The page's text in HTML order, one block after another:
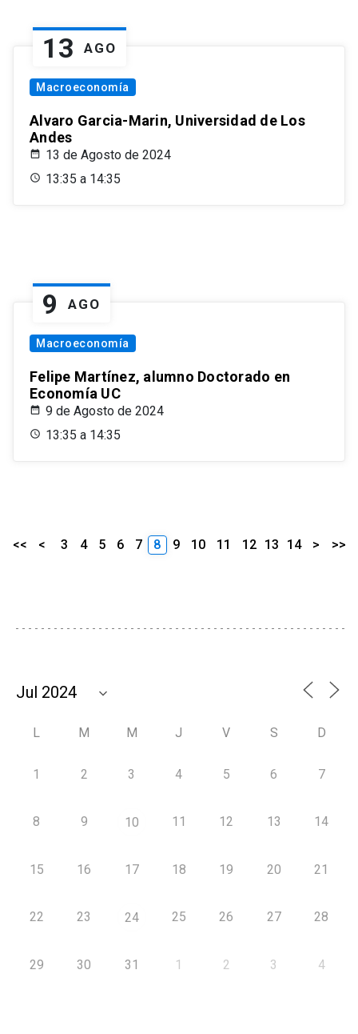
13 AGO
Macroeconomía
Alvaro Garcia-Marin, Universidad de Los
Andes
13 de Agosto de 2024
13:35 a 14:35
9 AGO
Macroeconomía
Felipe Martínez, alumno Doctorado en
Economía UC
9 de Agosto de 2024
13:35 a 14:35
<< < 3 4 5 6 7 8 9 10 11 12 13 14 > >>
L M M J V S D
1 2 3 4 5 6 7
8 9 10 11 12 13 14
15 16 17 18 19 20 21
22 23 24 25 26 27 28
29 30 31 1 2 3 4